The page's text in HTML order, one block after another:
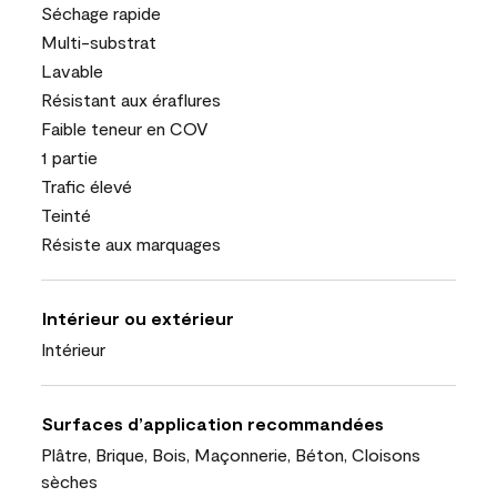
Séchage rapide
Multi-substrat
Lavable
Résistant aux éraflures
Faible teneur en COV
1 partie
Trafic élevé
Teinté
Résiste aux marquages
Intérieur ou extérieur
Intérieur
Surfaces d’application recommandées
Plâtre, Brique, Bois, Maçonnerie, Béton, Cloisons
sèches